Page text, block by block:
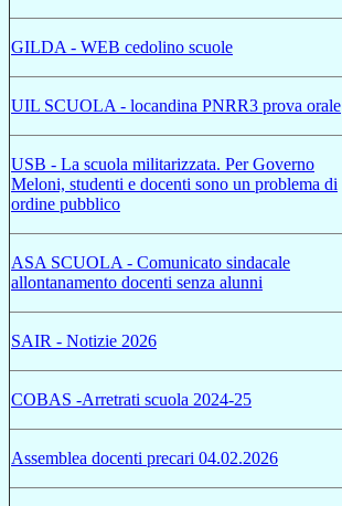
GILDA - WEB cedolino scuole
UIL SCUOLA - locandina PNRR3 prova orale
USB - La scuola militarizzata. Per Governo
Meloni, studenti e docenti sono un problema di
ordine pubblico
ASA SCUOLA - Comunicato sindacale
allontanamento docenti senza alunni
SAIR - Notizie 2026
COBAS -Arretrati scuola 2024-25
Assemblea docenti precari 04.02.2026